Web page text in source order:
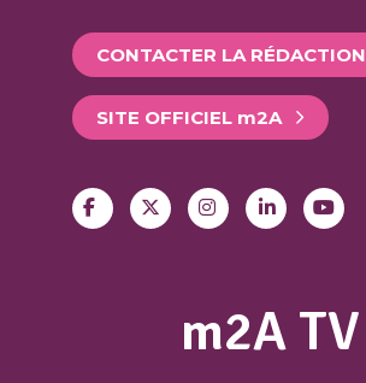
CONTACTER LA RÉDACTION
SITE OFFICIEL m2A
m2A TV